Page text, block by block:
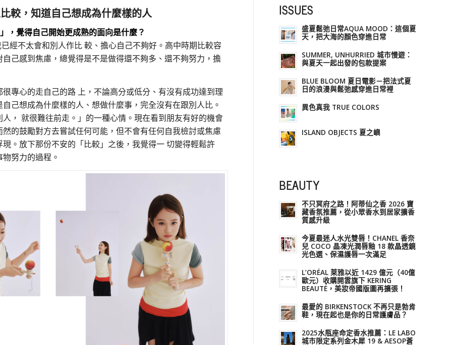
較，知道自己想成為什麼樣的人
，覺得自己開始更成熟的面向是什麼？
經不太會和別人作比 較、擔心自己不夠好。高中時期比較容
己感到焦慮，總覺得是不是做得還不夠多、還不夠努力，擔
專心的走自己的路 上，不論高分或低分、有沒有成功達到理
己想成為什麼樣的人、想做什麼事，完全沒有在跟別人比。
， 就很難往前走。」的一種心情。現在看到朋友有好的機會
的鼓勵對方去嘗試任何可能，但不會有任何自我檢討或焦慮
。放下那份不安的「比較」之後，我覺得一 切變得輕鬆許
努力的過程。
ISSUES
盛夏鬆弛日常AQUA MOOD：這個夏
天，把大海的顏色穿進日常
SUMMER, UNHURRIED 城市慢遊：
與夏天一起出發的包款提案
BLUE BLOOM 夏日電影－把法式夏
日的浪漫與鬆弛感穿進日常裡
異色真我 TRUE COLORS
ISLAND OBJECTS 夏之嶼
BEAUTY
不只冥府之路！阿蒂仙之香 2026 寶
藏香氛推薦，從小眾香水到居家擴香
質感升級
今夏最迷人水光雙唇！CHANEL 香奈
兒 COCO 晶凍光潤唇釉 18 款晶透鏡
光色選、保濕護唇一次滿足
L’ORÉAL 萊雅以近 1429 億元（40億
歐元）收購開雲旗下 KERING
BEAUTÉ，美妝帝國版圖再擴張！
最愛的 BIRKENSTOCK 不再只是勃肯
鞋，現在起也是你的日常護膚品？
2025水瓶座命定香水推薦：LE LABO
城市限定系列金木犀 19 & AESOP蒼